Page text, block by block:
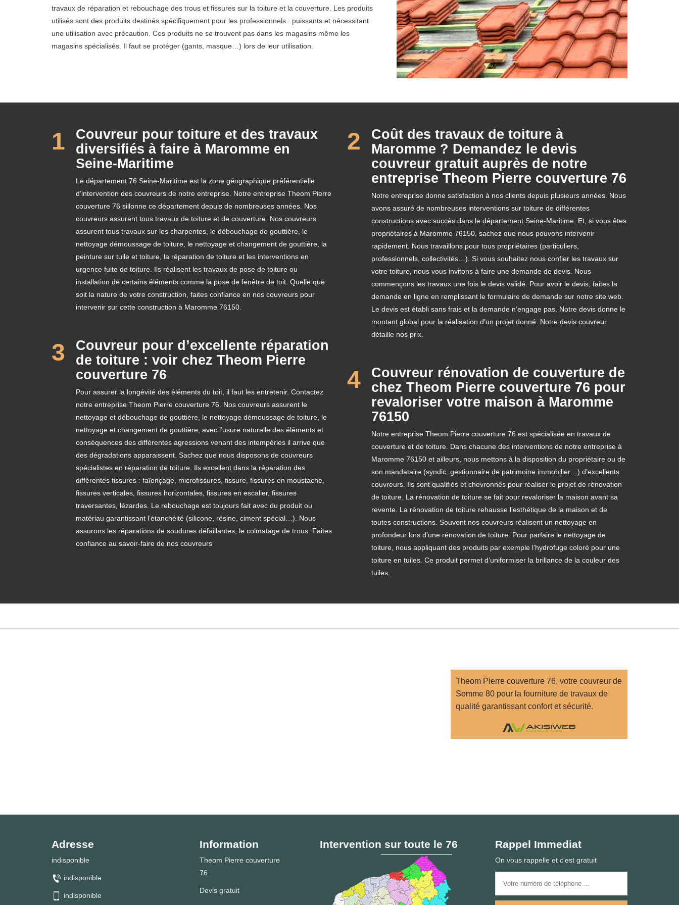
travaux de réparation et rebouchage des trous et fissures sur la toiture et la couverture. Les produits
utilisés sont des produits destinés spécifiquement pour les professionnels : puissants et nécessitant
une utilisation avec précaution. Ces produits ne se trouvent pas dans les magasins même les
magasins spécialisés. Il faut se protéger (gants, masque…) lors de leur utilisation.
1
Couvreur pour toiture et des travaux
diversifiés à faire à Maromme en
Seine-Maritime
Le département 76 Seine-Maritime est la zone géographique préférentielle
d’intervention des couvreurs de notre entreprise. Notre entreprise Theom Pierre
couverture 76 sillonne ce département depuis de nombreuses années. Nos
couvreurs assurent tous travaux de toiture et de couverture. Nos couvreurs
assurent tous travaux sur les charpentes, le débouchage de gouttière, le
nettoyage démoussage de toiture, le nettoyage et changement de gouttière, la
peinture sur tuile et toiture, la réparation de toiture et les interventions en
urgence fuite de toiture. Ils réalisent les travaux de pose de toiture ou
installation de certains éléments comme la pose de fenêtre de toit. Quelle que
soit la nature de votre construction, faites confiance en nos couvreurs pour
intervenir sur cette construction à Maromme 76150.
3
Couvreur pour d’excellente réparation
de toiture : voir chez Theom Pierre
couverture 76
Pour assurer la longévité des éléments du toit, il faut les entretenir. Contactez
notre entreprise Theom Pierre couverture 76. Nos couvreurs assurent le
nettoyage et débouchage de gouttière, le nettoyage démoussage de toiture, le
nettoyage et changement de gouttière, avec l’usure naturelle des éléments et
conséquences des différentes agressions venant des intempéries il arrive que
des dégradations apparaissent. Sachez que nous disposons de couvreurs
spécialistes en réparation de toiture. Ils excellent dans la réparation des
différentes fissures : faïençage, microfissures, fissure, fissures en moustache,
fissures verticales, fissures horizontales, fissures en escalier, fissures
traversantes, lézardes. Le rebouchage est toujours fait avec du produit ou
matériau garantissant l’étanchéité (silicone, résine, ciment spécial…). Nous
assurons les réparations de soudures défaillantes, le colmatage de trous. Faites
confiance au savoir-faire de nos couvreurs
2
Coût des travaux de toiture à
Maromme ? Demandez le devis
couvreur gratuit auprès de notre
entreprise Theom Pierre couverture 76
Notre entreprise donne satisfaction à nos clients depuis plusieurs années. Nous
avons assuré de nombreuses interventions sur toiture de différentes
constructions avec succès dans le département Seine-Maritime. Et, si vous êtes
propriétaires à Maromme 76150, sachez que nous pouvons intervenir
rapidement. Nous travaillons pour tous propriétaires (particuliers,
professionnels, collectivités…). Si vous souhaitez nous confier les travaux sur
votre toiture, nous vous invitons à faire une demande de devis. Nous
commençons les travaux une fois le devis validé. Pour avoir le devis, faites la
demande en ligne en remplissant le formulaire de demande sur notre site web.
Le devis est établi sans frais et la demande n’engage pas. Notre devis donne le
montant global pour la réalisation d’un projet donné. Notre devis couvreur
détaille nos prix.
4
Couvreur rénovation de couverture de
chez Theom Pierre couverture 76 pour
revaloriser votre maison à Maromme
76150
Notre entreprise Theom Pierre couverture 76 est spécialisée en travaux de
couverture et de toiture. Dans chacune des interventions de notre entreprise à
Maromme 76150 et ailleurs, nous mettons à la disposition du propriétaire ou de
son mandataire (syndic, gestionnaire de patrimoine immobilier…) d’excellents
couvreurs. Ils sont qualifiés et chevronnés pour réaliser le projet de rénovation
de toiture. La rénovation de toiture se fait pour revaloriser la maison avant sa
revente. La rénovation de toiture rehausse l’esthétique de la maison et de
toutes constructions. Souvent nos couvreurs réalisent un nettoyage en
profondeur lors d’une rénovation de toiture. Pour parfaire le nettoyage de
toiture, nous appliquant des produits par exemple l’hydrofuge coloré pour une
toiture en tuiles. Ce produit permet d’uniformiser la brillance de la couleur des
tuiles.
Theom Pierre couverture 76, votre couvreur de
Somme 80 pour la fourniture de travaux de
qualité garantissant confort et sécurité.
Adresse
indisponible
indisponible
indisponible
Information
Theom Pierre couverture
76
Devis gratuit
Intervention sur toute le 76 Rappel Immediat
On vous rappelle et c'est gratuit